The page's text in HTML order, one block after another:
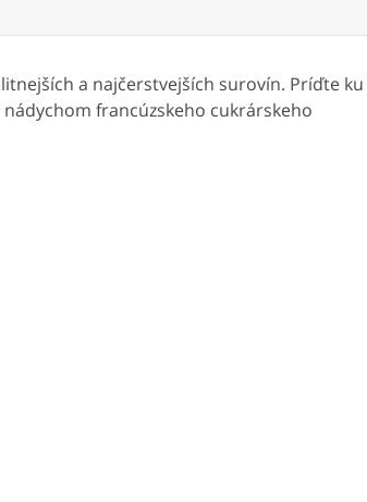
a najčerstvejších surovín. Príďte ku
francúzskeho cukrárskeho